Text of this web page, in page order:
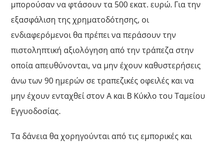
μπορούσαν να φτάσουν τα 500 εκατ. ευρώ. Για την
εξασφάλιση της χρηματοδότησης, οι
ενδιαφερόμενοι θα πρέπει να περάσουν την
πιστοληπτική αξιολόγηση από την τράπεζα στην
οποία απευθύνονται, να μην έχουν καθυστερήσεις
άνω των 90 ημερών σε τραπεζικές οφειλές και να
μην έχουν ενταχθεί στον Α και Β Κύκλο του Ταμείου
Εγγυοδοσίας.
Τα δάνεια θα χορηγούνται από τις εμπορικές και